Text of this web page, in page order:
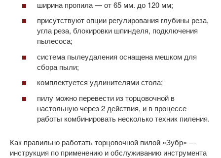
ширина пропила — от 65 мм. до 120 мм;
присутствуют опции регулирования глубины реза,
угла реза, блокировки шпинделя, подключения
пылесоса;
система пылеудаления оснащена мешком для
сбора пыли;
комплектуется удлинителями стола;
пилу можно перевести из торцовочной в
настольную через 2 действия, и в процессе
работы комбинировать несколько техник пиления.
Как правильно работать торцовочной пилой «Зубр» —
инструкция по применению и обслуживанию инструмента